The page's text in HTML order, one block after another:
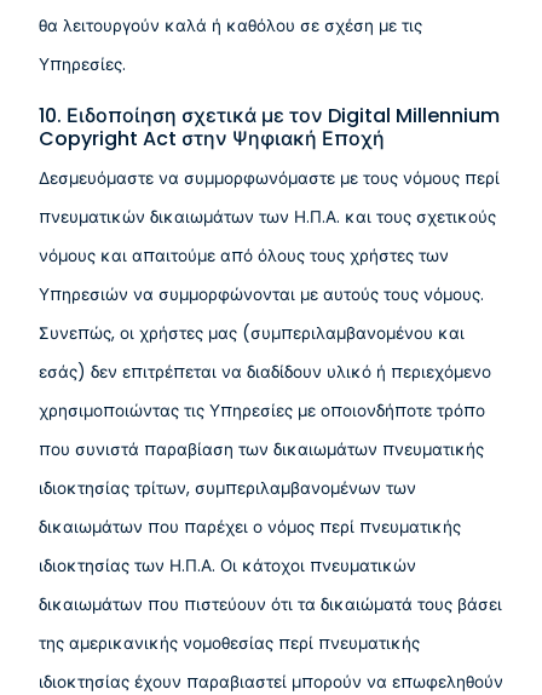
θα λειτουργούν καλά ή καθόλου σε σχέση με τις
Υπηρεσίες.
10. Ειδοποίηση σχετικά με τον Digital Millennium
Copyright Act στην Ψηφιακή Εποχή
Δεσμευόμαστε να συμμορφωνόμαστε με τους νόμους περί
πνευματικών δικαιωμάτων των Η.Π.Α. και τους σχετικούς
νόμους και απαιτούμε από όλους τους χρήστες των
Υπηρεσιών να συμμορφώνονται με αυτούς τους νόμους.
Συνεπώς, οι χρήστες μας (συμπεριλαμβανομένου και
εσάς) δεν επιτρέπεται να διαδίδουν υλικό ή περιεχόμενο
χρησιμοποιώντας τις Υπηρεσίες με οποιονδήποτε τρόπο
που συνιστά παραβίαση των δικαιωμάτων πνευματικής
ιδιοκτησίας τρίτων, συμπεριλαμβανομένων των
δικαιωμάτων που παρέχει ο νόμος περί πνευματικής
ιδιοκτησίας των Η.Π.Α. Οι κάτοχοι πνευματικών
δικαιωμάτων που πιστεύουν ότι τα δικαιώματά τους βάσει
της αμερικανικής νομοθεσίας περί πνευματικής
ιδιοκτησίας έχουν παραβιαστεί μπορούν να επωφεληθούν